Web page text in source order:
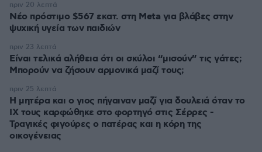
Νέο πρόστιμο $567 εκατ. στη Meta για βλάβες στην
ψυχική υγεία των παιδιών
πριν 20 λεπτά
Είναι τελικά αλήθεια ότι οι σκύλοι “μισούν” τις γάτες;
Μπορούν να ζήσουν αρμονικά μαζί τους;
πριν 23 λεπτά
Η μητέρα και ο γιος πήγαιναν μαζί για δουλειά όταν το
ΙΧ τους καρφώθηκε στο φορτηγό στις Σέρρες -
Τραγικές φιγούρες ο πατέρας και η κόρη της
οικογένειας
πριν 25 λεπτά